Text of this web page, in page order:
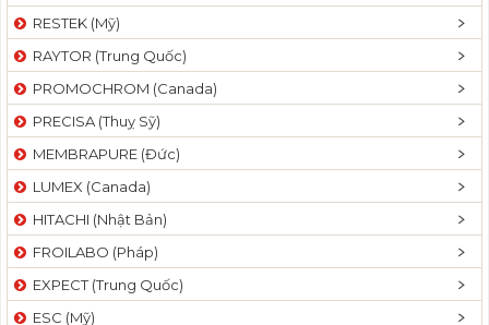
RESTEK (Mỹ)
RAYTOR (Trung Quốc)
PROMOCHROM (Canada)
PRECISA (Thuỵ Sỹ)
MEMBRAPURE (Đức)
LUMEX (Canada)
HITACHI (Nhật Bản)
FROILABO (Pháp)
EXPECT (Trung Quốc)
ESC (Mỹ)